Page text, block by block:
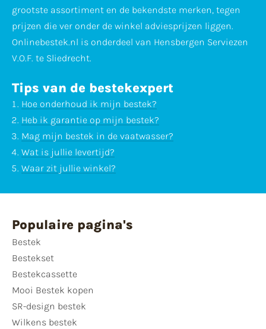
grootste assortiment en de bekendste merken, tegen
prijzen die ver onder de winkel adviesprijzen liggen.
Onlinebestek.nl is onderdeel van Hensbergen Serviezen
V.O.F. te Sliedrecht.
Tips van de bestekexpert
Hoe onderhoud ik mijn bestek?
Heb ik garantie op mijn bestek?
Mag mijn bestek in de vaatwasser?
Wat is jullie levertijd?
Waar zit jullie winkel?
Populaire pagina's
Bestek
Bestekset
Bestekcassette
Mooi Bestek kopen
SR-design bestek
Wilkens bestek